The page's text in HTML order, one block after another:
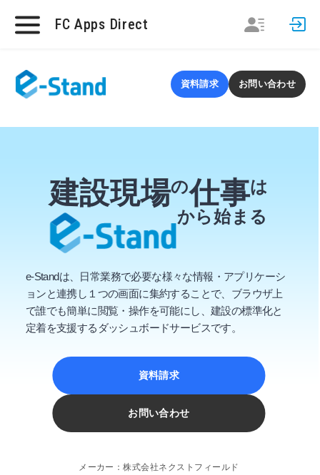
FC Apps Direct
資料請求 お問い合わせ
建設現場の仕事は
から始まる
e-Standは、日常業務で必要な様々な情報・アプリケーシ
ョンと連携し１つの画面に集約することで、ブラウザ上
で誰でも簡単に閲覧・操作を可能にし、建設の標準化と
定着を支援するダッシュボードサービスです。
資料請求
お問い合わせ
メーカー：株式会社ネクストフィールド